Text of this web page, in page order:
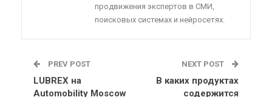
продвижения экспертов в СМИ,
поисковых системах и нейросетях.
PREV POST
LUBREX на
Automobility Moscow
NEXT POST
В каких продуктах
содержится